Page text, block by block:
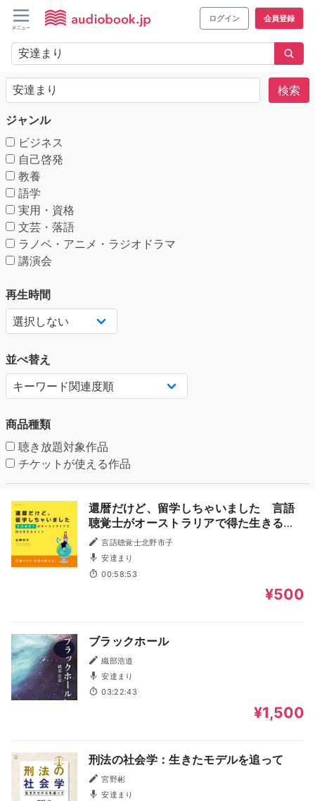
ログイン 会員登録
検索
ジャンル
ビジネス
自己啓発
教養
語学
実用・資格
文芸・落語
ラノベ・アニメ・ラジオドラマ
講演会
再生時間
並べ替え
商品種類
聴き放題対象作品
チケットが使える作品
還暦だけど、留学しちゃいました 言語
聴覚士がオーストラリアで得た生きるヒ
ント言語聴覚士北野市子
安達まり
00:58:53
¥500
ブラックホール
織部浩道
安達まり
03:22:43
¥1,500
刑法の社会学：生きたモデルを追って
宮野彬
安達まり